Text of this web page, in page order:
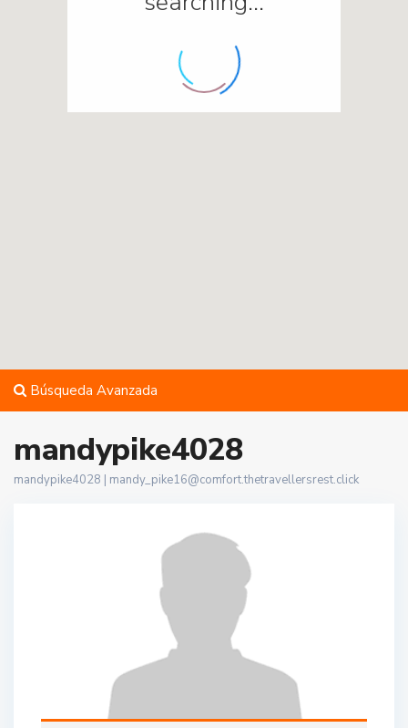
Búsqueda Avanzada
mandypike4028
mandypike4028 | mandy_pike16@comfort.thetravellersrest.click